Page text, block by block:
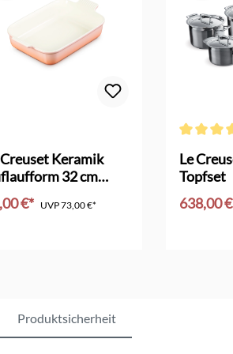
Keramik
32 cm
€* UVP73,00 €*
Le
Topfset
638,00
Produktsicherheit